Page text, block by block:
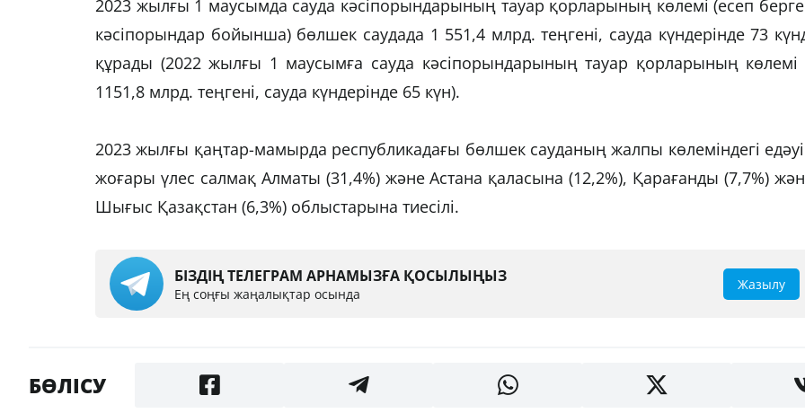
2023 жылғы 1 маусымда сауда кәсіпорындарының тауар қорларының көлемі (есеп
кәсіпорындар бойынша) бөлшек саудада 1 551,4 млрд. теңгені, сауда күндерінде 73
құрады (2022 жылғы 1 маусымға сауда кәсіпорындарының тауар қорларының көлемі
1151,8 млрд. теңгені, сауда күндерінде 65 күн).
2023 жылғы қаңтар-мамырда республикадағы бөлшек сауданың жалпы көлеміндегі
жоғары үлес салмақ Алматы (31,4%) және Астана қаласына (12,2%), Қарағанды (7,7%)
Шығыс Қазақстан (6,3%) облыстарына тиесілі.
БІЗДІҢ ТЕЛЕГРАМ АРНАМЫЗҒА ҚОСЫЛЫҢЫЗ
Ең соңғы жаңалықтар осында
Жазылу
БӨЛІСУ